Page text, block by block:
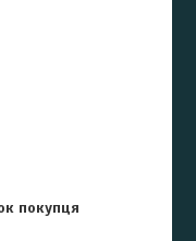
покупця